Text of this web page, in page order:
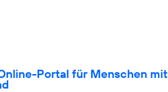
Portal für Menschen mit